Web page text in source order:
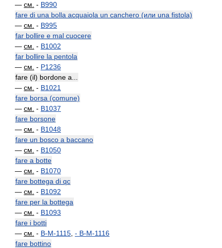
— см. - B990
fare di una bolla acquaiola un canchero (или una fistola)
— см. - B995
far bollire e mal cuocere
— см. - B1002
far bollire la pentola
— см. - P1236
fare (il) bordone a...
— см. - B1021
fare borsa (comune)
— см. - B1037
fare borsone
— см. - B1048
fare un bosco a baccano
— см. - B1050
fare a botte
— см. - B1070
fare bottega di qc
— см. - B1092
fare per la bottega
— см. - B1093
fare i botti
— см. - B-M-1115 - B-M-1116
fare bottino